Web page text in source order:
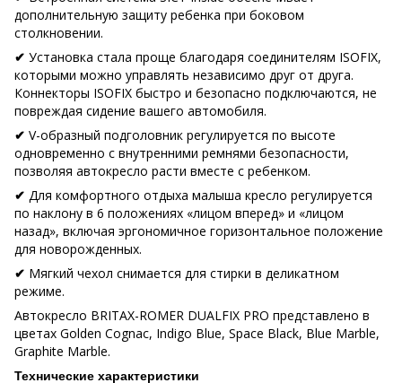
дополнительную защиту ребенка при боковом
столкновении.
✔ Установка стала проще благодаря соединителям ISOFIX,
которыми можно управлять независимо друг от друга.
Коннекторы ISOFIX быстро и безопасно подключаются, не
повреждая сидение вашего автомобиля.
✔ V-образный подголовник регулируется по высоте
одновременно с внутренними ремнями безопасности,
позволяя автокресло расти вместе с ребенком.
✔ Для комфортного отдыха малыша кресло регулируется
по наклону в 6 положениях «лицом вперед» и «лицом
назад», включая эргономичное горизонтальное положение
для новорожденных.
✔ Мягкий чехол снимается для стирки в деликатном
режиме.
Автокресло BRITAX-ROMER DUALFIX PRO представлено в
цветах Golden Cognac, Indigo Blue, Space Black, Blue Marble,
Graphite Marble.
Технические характеристики